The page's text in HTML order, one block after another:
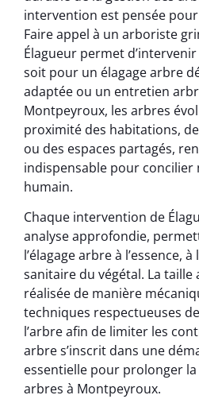
intervention est pensée
Faire appel à un arboriste
Élagueur permet
soit pour un élagage arbre
adaptée ou un entretien
Montpeyroux, les arbres
proximité des habitations,
ou des espaces partagés,
indispensable pour concilier
humain.
Chaque intervention de
analyse approfondie,
l’élagage arbre à l’essence, à
sanitaire du végétal. La taille
réalisée de manière
techniques respectueuses
l’arbre afin de limiter les
arbre s’inscrit dans une
essentielle pour prolonger
arbres à Montpeyroux.